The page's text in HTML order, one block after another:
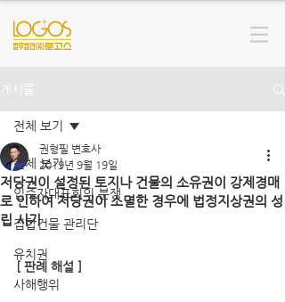
게시물
전체 보기
입주자대표회의 분쟁
집합건물 관리단
유치권
사해행위
전체 보기
저당권이 설정된 토지나 건물의 소유권이 강제경매
로 인하여 저당권이 소멸한 경우에 법정지상권의 성
립 시기
권형필 변호사
2019년 9월 19일
[ 판례 해설 ]